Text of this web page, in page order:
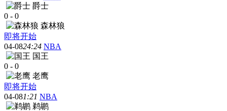
爵士
0 - 0
森林狼
即将开始
04-0824:24 NBA
国王
0 - 0
老鹰
即将开始
04-081:21 NBA
鹈鹕